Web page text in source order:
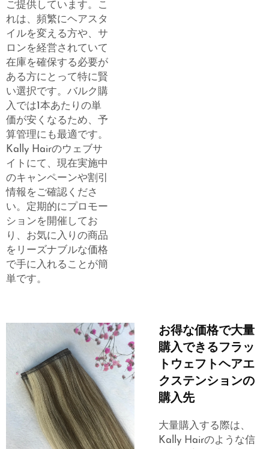
ご提供しています。こ
れは、頻繁にヘアスタ
イルを変える方や、サ
ロンを経営されていて
在庫を確保する必要が
ある方にとって特に賢
い選択です。バルク購
入では1本あたりの単
価が安くなるため、予
算管理にも最適です。
Kally Hairのウェブサ
イトにて、現在実施中
のキャンペーンや割引
情報をご確認くださ
い。定期的にプロモー
ションを開催してお
り、お気に入りの商品
をリーズナブルな価格
で手に入れることが簡
単です。
お得な価格で大量
購入できるフラッ
トウェフトヘアエ
クステンションの
購入先
大量購入する際は、
Kally Hairのような信